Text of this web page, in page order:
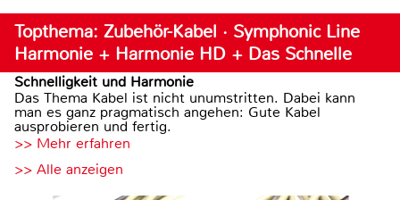
Topthema: Zubehör-Kabel · Symphonic Line
Harmonie + Harmonie HD + Das Schnelle
Schnelligkeit und Harmonie
Das Thema Kabel ist nicht unumstritten. Dabei kann
man es ganz pragmatisch angehen: Gute Kabel
ausprobieren und fertig.
>> Mehr erfahren
>> Alle anzeigen